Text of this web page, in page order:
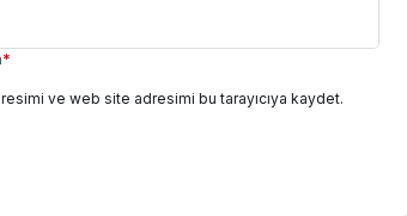
*
ve web site adresimi bu tarayıcıya kaydet.